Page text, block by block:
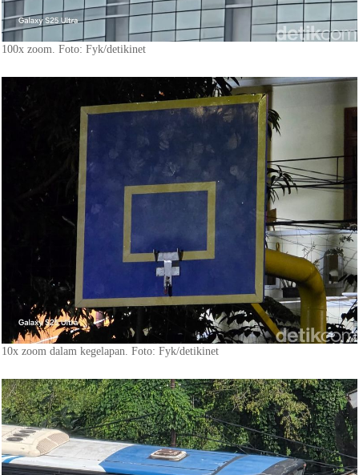
100x zoom. Foto: Fyk/detikinet
10x zoom dalam kegelapan. Foto: Fyk/detikinet